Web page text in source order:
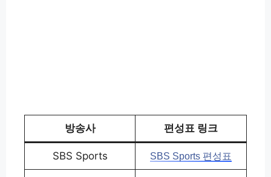
방송사 편성표 링크
SBS Sports SBS Sports 편성표